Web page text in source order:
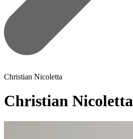
Christian Nicoletta
Christian Nicoletta